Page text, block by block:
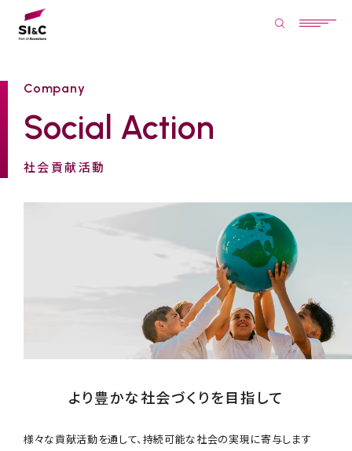
Company
Social Action
社会貢献活動
より豊かな社会づくりを目指して
様々な貢献活動を通して、持続可能な社会の実現に寄与します